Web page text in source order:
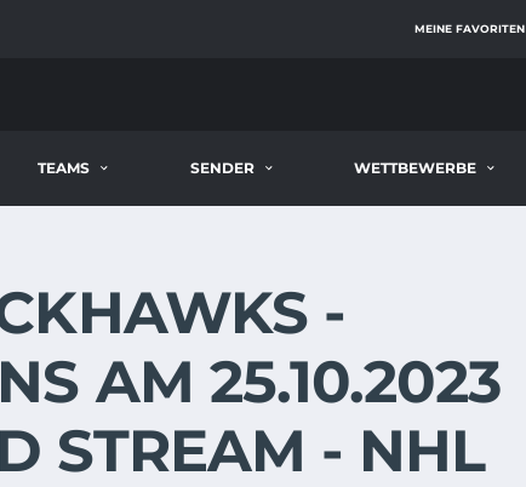
MEINE FAVORITEN
TEAMS SENDER WETTBEWERBE
-
AM 25.10.2023
STREAM - NHL